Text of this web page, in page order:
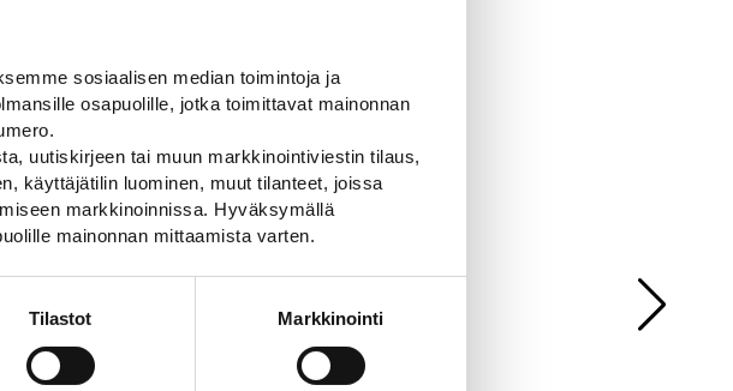
sosiaalisen median toimintoja ja
osapuolille, jotka toimittavat mainonnan
uutiskirjeen tai muun markkinointiviestin tilaus,
käyttäjätilin luominen, muut tilanteet, joissa
markkinoinnissa. Hyväksymällä
mainonnan mittaamista varten.
Tilastot Markkinointi